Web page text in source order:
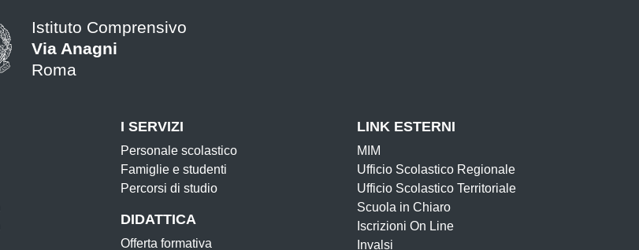
Istituto Comprensivo
Via Anagni
Roma
I SERVIZI
Personale scolastico
Famiglie e studenti
Percorsi di studio
DIDATTICA
Offerta formativa
LINK ESTERNI
MIM
Ufficio Scolastico Regionale
Ufficio Scolastico Territoriale
Scuola in Chiaro
Iscrizioni On Line
Invalsi